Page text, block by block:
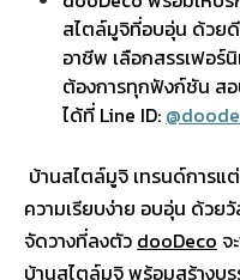
สไตล์มูจิที่อบอุ่น ด้วยดี
อาชีพ เลือกสรรเฟอ
ต้องการทุกฟังก์ชัน ส
ได้ที่ Line ID:
บ้านสไตล์มูจิ เทรนด์การแ
ความเรียบง่าย อบอุ่น ด้วย
จัดวางที่ลงตัว dooDeco จ
บ้านสไตล์มูจิ พร้อมสร้างบ